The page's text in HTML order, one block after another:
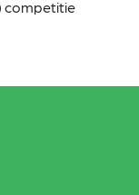
competitie